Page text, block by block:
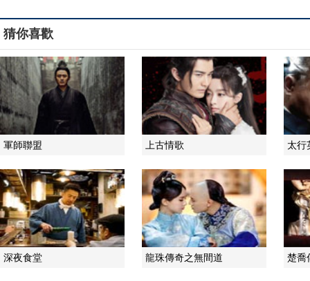
猜你喜歡
軍師聯盟 上古情歌 太行
深夜食堂 龍珠傳奇之無間道 楚喬